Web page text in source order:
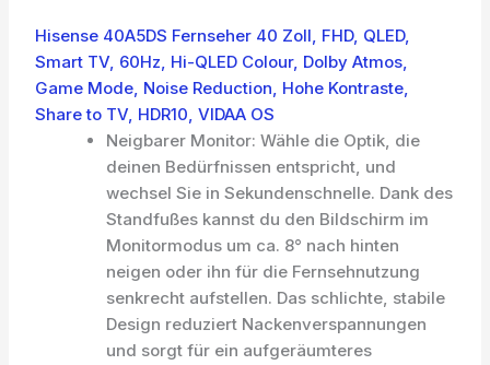
Hisense 40A5DS Fernseher 40 Zoll, FHD, QLED,
Smart TV, 60Hz, Hi-QLED Colour, Dolby Atmos,
Game Mode, Noise Reduction, Hohe Kontraste,
Share to TV, HDR10, VIDAA OS
Neigbarer Monitor: Wähle die Optik, die
deinen Bedürfnissen entspricht, und
wechsel Sie in Sekundenschnelle. Dank des
Standfußes kannst du den Bildschirm im
Monitormodus um ca. 8° nach hinten
neigen oder ihn für die Fernsehnutzung
senkrecht aufstellen. Das schlichte, stabile
Design reduziert Nackenverspannungen
und sorgt für ein aufgeräumteres